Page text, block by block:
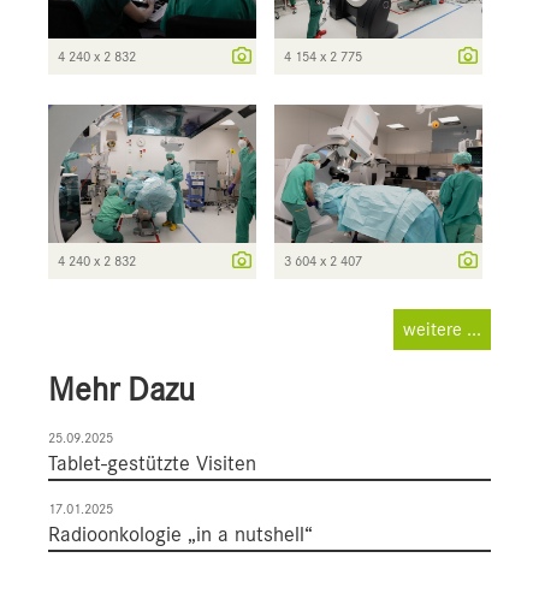
4 240 x 2 832 4 154 x 2 775
4 240 x 2 832 3 604 x 2 407
weitere ...
Mehr Dazu
25.09.2025
Tablet-gestützte Visiten
17.01.2025
Radioonkologie „in a nutshell“